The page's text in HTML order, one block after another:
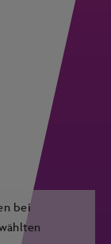
bei